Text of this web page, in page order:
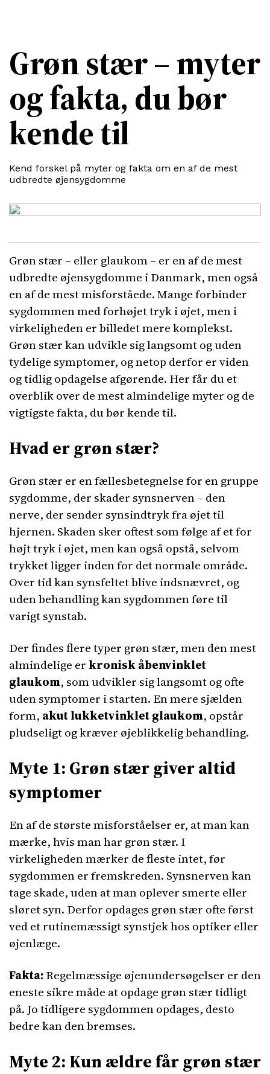
Grøn stær – myter
og fakta, du bør
kende til
Kend forskel på myter og fakta om en af de mest
udbredte øjensygdomme
Grøn stær – eller glaukom – er en af de mest
udbredte øjensygdomme i Danmark, men også
en af de mest misforståede. Mange forbinder
sygdommen med forhøjet tryk i øjet, men i
virkeligheden er billedet mere komplekst.
Grøn stær kan udvikle sig langsomt og uden
tydelige symptomer, og netop derfor er viden
og tidlig opdagelse afgørende. Her får du et
overblik over de mest almindelige myter og de
vigtigste fakta, du bør kende til.
Hvad er grøn stær?
Grøn stær er en fællesbetegnelse for en gruppe
sygdomme, der skader synsnerven – den
nerve, der sender synsindtryk fra øjet til
hjernen. Skaden sker oftest som følge af et for
højt tryk i øjet, men kan også opstå, selvom
trykket ligger inden for det normale område.
Over tid kan synsfeltet blive indsnævret, og
uden behandling kan sygdommen føre til
varigt synstab.
Der findes flere typer grøn stær, men den mest
almindelige erkronisk åbenvinklet
glaukom, som udvikler sig langsomt og ofte
uden symptomer i starten. En mere sjælden
form, akut lukketvinklet glaukom, opstår
pludseligt og kræver øjeblikkelig behandling.
Myte 1: Grøn stær giver altid
symptomer
En af de største misforståelser er, at man kan
mærke, hvis man har grøn stær. I
virkeligheden mærker de fleste intet, før
sygdommen er fremskreden. Synsnerven kan
tage skade, uden at man oplever smerte eller
sløret syn. Derfor opdages grøn stær ofte først
ved et rutinemæssigt synstjek hos optiker eller
øjenlæge.
Fakta:Regelmæssige øjenundersøgelser er den
eneste sikre måde at opdage grøn stær tidligt
på. Jo tidligere sygdommen opdages, desto
bedre kan den bremses.
Myte 2: Kun ældre får grøn stær